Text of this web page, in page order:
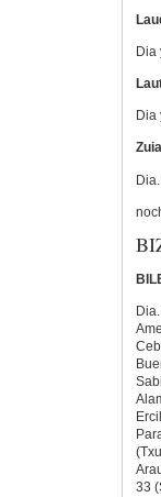
Dia
Dia
Zuia
33